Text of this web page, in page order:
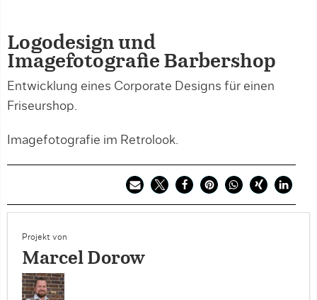
Logodesign und
Imagefotografie Barbershop
Entwicklung eines Corporate Designs für einen
Friseurshop.
Imagefotografie im Retrolook.
Projekt von
Marcel Dorow